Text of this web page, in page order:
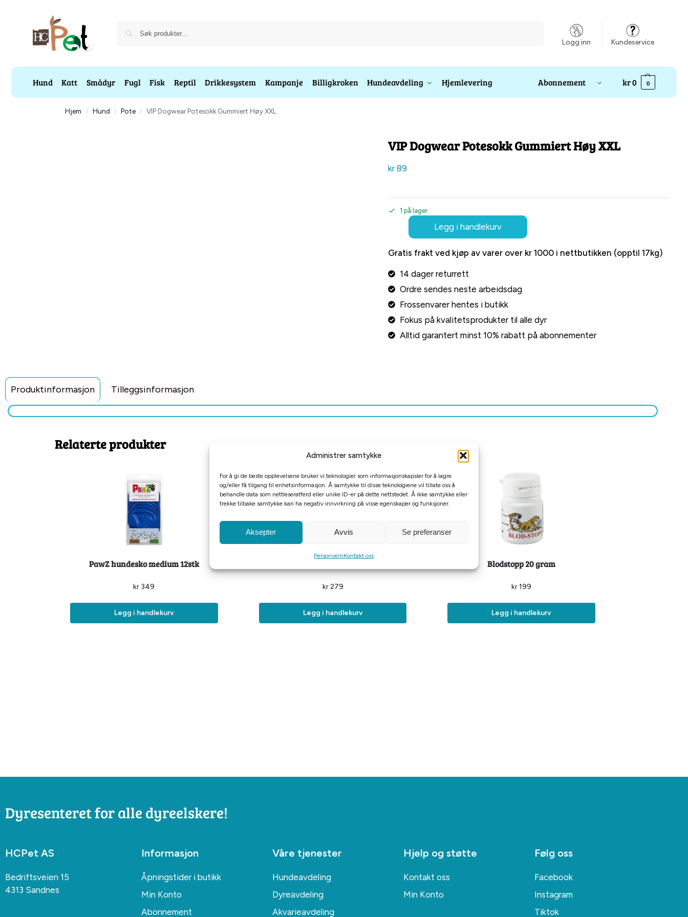
Administrer samtykke
For å gi de beste opplevelsene bruker vi teknologier som informasjonskapsler for å lagre
og/eller få tilgang til enhetsinformasjon. Å samtykke til disse teknologiene vil tillate oss å
behandle data som nettleseratferd eller unike ID-er på dette nettstedet. Å ikke samtykke eller
trekke tilbake samtykke kan ha negativ innvirkning på visse egenskaper og funksjoner.
Aksepter Avvis Se preferanser
PersonvernKontakt oss
Logg inn Kundeservice
Hund Katt Smådyr Fugl Fisk Reptil Drikkesystem Kampanje Billigkroken Hundeavdeling Hjemlevering Abonnement kr0 0
Hjem / Hund / Pote / VIP Dogwear Potesokk Gummiert Høy XXL
VIP Dogwear Potesokk Gummiert Høy XXL
kr89
1 på lager
Legg i handlekurv
Gratis frakt ved kjøp av varer over kr 1000 i nettbutikken (opptil 17kg)
14 dager returrett
Ordre sendes neste arbeidsdag
Frossenvarer hentes i butikk
Fokus på kvalitetsprodukter til alle dyr
Alltid garantert minst 10% rabatt på abonnementer
Produktinformasjon Tilleggsinformasjon
Relaterte produkter
PawZ hundesko medium 12stk
kr 349
Legg i handlekurv
kr279
Legg i handlekurv
Blodstopp 20 gram
kr199
Legg i handlekurv
Dyresenteret for alle dyreelskere!
HCPet AS
Bedriftsveien 15
4313 Sandnes
Informasjon
Åpningstider i butikk
Min Konto
Abonnement
Våre tjenester
Hundeavdeling
Dyreavdeling
Akvarieavdeling
Hjelp og støtte
Kontakt oss
Min Konto
Følg oss
Facebook
Instagram
Tiktok